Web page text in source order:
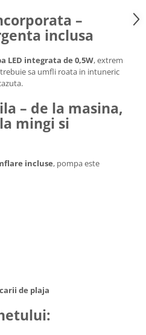
–
inclusa
LED integrata de 0,5W, extrem
sa umfli roata in intuneric
– de la masina,
mingi si
incluse, pompa este
de plaja